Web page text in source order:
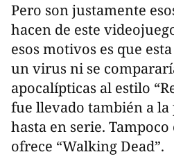
Pero son justamente
hacen de este
esos motivos es que
un virus ni se
apocalípticas al estilo
fue llevado también a
hasta en serie.
ofrece “Walking Dead”.